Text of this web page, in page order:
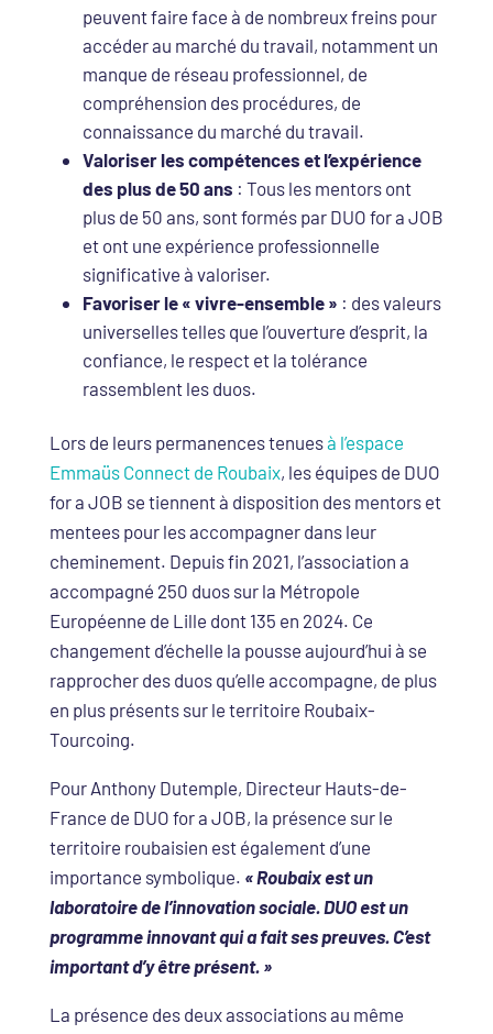
peuvent faire face à de nombreux freins pour
accéder au marché du travail, notamment un
manque de réseau professionnel, de
compréhension des procédures, de
connaissance du marché du travail.
Valoriser les compétences et l’expérience
des plus de 50 ans : Tous les mentors ont
plus de 50 ans, sont formés par DUO for a JOB
et ont une expérience professionnelle
significative à valoriser.
Favoriser le « vivre-ensemble » : des valeurs
universelles telles que l’ouverture d’esprit, la
confiance, le respect et la tolérance
rassemblent les duos.
Lors de leurs permanences tenuesà l’espace
Emmaüs Connect de Roubaix, les équipes de DUO
for a JOB se tiennent à disposition des mentors et
mentees pour les accompagner dans leur
cheminement. Depuis fin 2021, l’association a
accompagné 250 duos sur la Métropole
Européenne de Lille dont 135 en 2024. Ce
changement d’échelle la pousse aujourd’hui à se
rapprocher des duos qu’elle accompagne, de plus
en plus présents sur le territoire Roubaix-
Tourcoing.
Pour Anthony Dutemple, Directeur Hauts-de-
France de DUO for a JOB, la présence sur le
territoire roubaisien est également d’une
importance symbolique. « Roubaix est un
laboratoire de l’innovation sociale. DUO est un
programme innovant qui a fait ses preuves. C’est
important d’y être présent. »
La présence des deux associations au même